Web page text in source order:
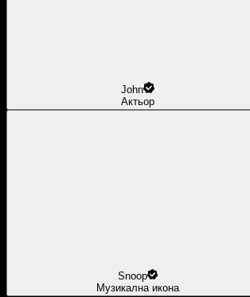
John
Актьор
Snoop
Музикална икона